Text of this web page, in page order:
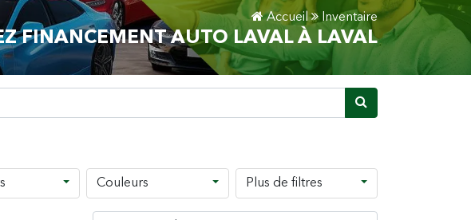
Accueil Inventaire
FINANCEMENT AUTO LAVAL À LAVAL
Couleurs Plus de filtres